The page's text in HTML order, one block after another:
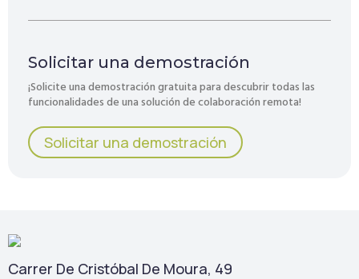
Solicitar una demostración
¡Solicite una demostración gratuita para descubrir todas las
funcionalidades de una solución de colaboración remota!
Solicitar una demostración
Carrer De Cristóbal De Moura, 49